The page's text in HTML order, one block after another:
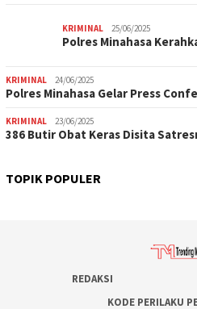
KRIMINAL 25/06/2025
Polres Minahasa
KRIMINAL 24/06/2025
Polres Minahasa Gelar Press
KRIMINAL 23/06/2025
386 Butir Obat Keras Disita
TOPIK POPULER
REDAKSI
KODE PERILAKU